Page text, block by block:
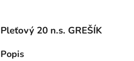
Pleťový 20 n.s. GREŠÍK
Popis